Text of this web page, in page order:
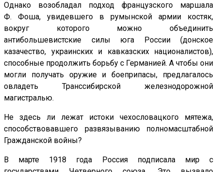
Однако возобладал подход французского маршала
Ф. Фоша, увидевшего в румынской армии костяк,
вокруг которого можно объединить
антибольшевистские силы юга России (донское
казачество, украинских и кавказских националистов),
способные продолжить борьбу с Германией. А чтобы они
могли получать оружие и боеприпасы, предлагалось
овладеть Транссибирской железнодорожной
магистралью.
Не здесь ли лежат истоки чехословацкого мятежа,
способствовавшего развязыванию полномасштабной
Гражданской войны?
В марте 1918 года Россия подписала мир с